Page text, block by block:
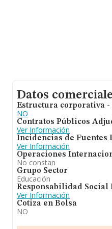
Datos
Estructura corporativa
NO
Contratos Públicos
Ver Información
Incidencias de Fuentes
Ver Información
Operaciones
No constan
Grupo Sector
Educación
Responsabilidad
Ver Información
Cotiza en Bolsa
NO